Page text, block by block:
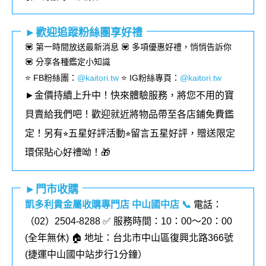
►歡迎追蹤粉絲團享好禮
💟 第一時間放送最新消息 💟 多項優惠好禮，悄悄告訴你
💟 分享各種鑑定小知識
⭐️ FB粉絲團 ： @kaitori.tw ⭐️ IG粉絲專頁 ： @kaitori.tw
►金價持續上升中！快來體驗服務，將您不用的寶
貝賣給我們吧！歡迎就近將物品帶至各店鋪免費鑑
定！ 另有⭐︎五星好評活動⭐︎留言五星好評，贈送限定
環保貼心好禮呦！🎁
►門市收購
凱多利貴金屬收購專門店 中山國中店 📞 電話：
（02）2504-8288 ✅ 服務時間：10：00～20：00
(全年無休) 🏠 地址：台北市中山區復興北路366號
(捷運中山國中站步行1分鐘）